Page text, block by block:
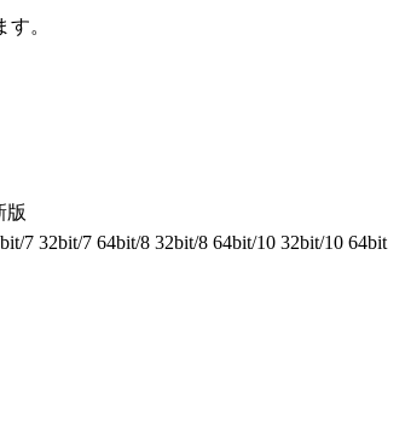
。
版
7 32bit/7 64bit/8 32bit/8 64bit/10 32bit/10 64bit